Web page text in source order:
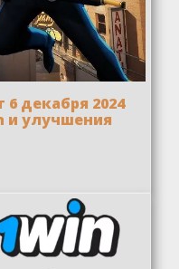
декабря 2024
и улучшения